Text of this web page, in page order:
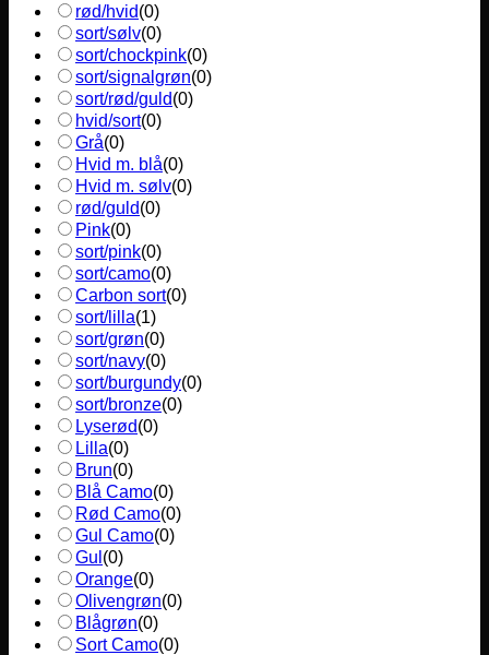
rød/hvid(0)
sort/sølv(0)
sort/chockpink(0)
sort/signalgrøn(0)
sort/rød/guld(0)
hvid/sort(0)
Grå(0)
Hvid m. blå(0)
Hvid m. sølv(0)
rød/guld(0)
Pink(0)
sort/pink(0)
sort/camo(0)
Carbon sort(0)
sort/lilla(1)
sort/grøn(0)
sort/navy(0)
sort/burgundy(0)
sort/bronze(0)
Lyserød(0)
Lilla(0)
Brun(0)
Blå Camo(0)
Rød Camo(0)
Gul Camo(0)
Gul (0)
Orange(0)
Olivengrøn(0)
Blågrøn(0)
Sort Camo(0)